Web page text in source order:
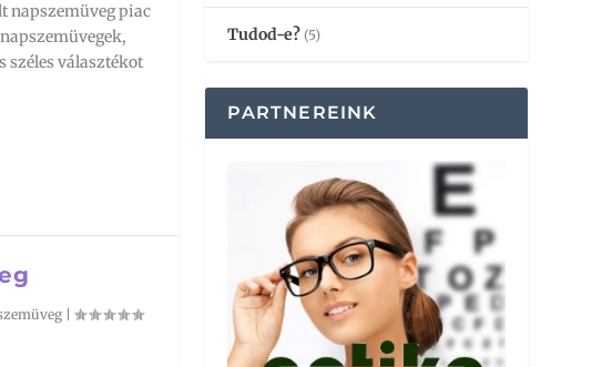
piac
széles választékot
|
Tudod-e? (5)
PARTNEREINK